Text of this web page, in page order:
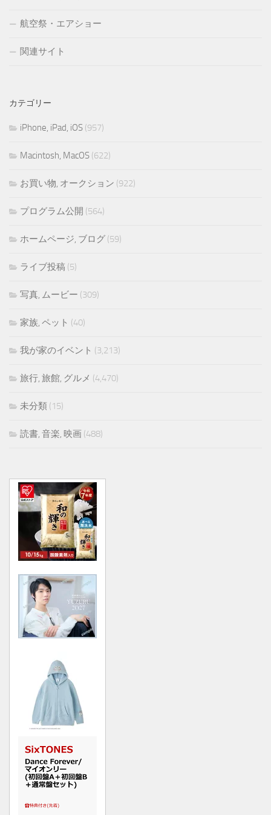
航空祭・エアショー
関連サイト
カテゴリー
iPhone, iPad, iOS (957)
Macintosh, MacOS (622)
お買い物, オークション (922)
プログラム公開 (564)
ホームページ, ブログ (59)
ライブ投稿 (5)
写真, ムービー (309)
家族, ペット (40)
我が家のイベント (3,213)
旅行, 旅館, グルメ (4,470)
未分類 (15)
読書, 音楽, 映画 (488)